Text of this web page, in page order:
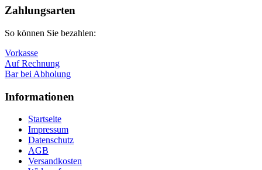
oben
Zahlungsarten
So können Sie bezahlen:
Vorkasse
Auf Rechnung
Bar bei Abholung
Informationen
Startseite
Impressum
Datenschutz
AGB
Versandkosten